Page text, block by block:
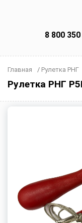
8 800
Главная / Рулетка РНГ
Рулетка РНГ